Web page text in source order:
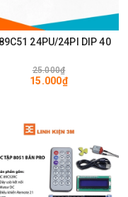
24PU/24PI DIP 40
25.000₫
15.000₫